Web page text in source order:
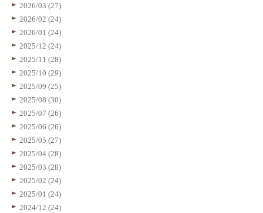
2026/03 (27)
2026/02 (24)
2026/01 (24)
2025/12 (24)
2025/11 (28)
2025/10 (29)
2025/09 (25)
2025/08 (30)
2025/07 (26)
2025/06 (26)
2025/05 (27)
2025/04 (28)
2025/03 (28)
2025/02 (24)
2025/01 (24)
2024/12 (24)